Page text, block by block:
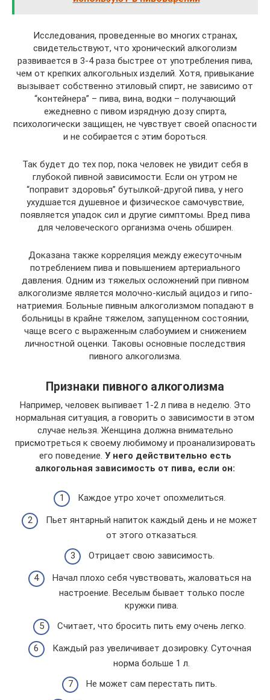
Исследования, проведенные во многих странах,
свидетельствуют, что хронический алкоголизм
развивается в 3-4 раза быстрее от употребления пива,
чем от крепких алкогольных изделий. Хотя, привыкание
вызывает собственно этиловый спирт, не зависимо от
“контейнера” – пива, вина, водки – получающий
ежедневно с пивом изрядную дозу спирта,
психологически защищен, не чувствует своей опасности
и не собирается с этим бороться.
Так будет до тех пор, пока человек не увидит себя в
глубокой пивной зависимости. Если он утром не
“поправит здоровья” бутылкой-другой пива, у него
ухудшается душевное и физическое самочувствие,
появляется упадок сил и другие симптомы. Вред пива
для человеческого организма очень обширен.
Доказана также корреляция между ежесуточным
потреблением пива и повышением артериального
давления. Одним из тяжелых осложнений при пивном
алкоголизме является молочно-кислый ацидоз и гипо-
натриемия. Больные пивным алкоголизмом попадают в
больницы в крайне тяжелом, запущенном состоянии,
чаще всего с выраженным слабоумием и снижением
личностной оценки. Таковы основные последствия
пивного алкоголизма.
Признаки пивного алкоголизма
Например, человек выпивает 1-2 л пива в неделю. Это
нормальная ситуация, а говорить о зависимости в этом
случае нельзя. Женщина должна внимательно
присмотреться к своему любимому и проанализировать
его поведение. У него действительно есть
алкогольная зависимость от пива, если он:
Каждое утро хочет опохмелиться.
Пьет янтарный напиток каждый день и не может
от этого отказаться.
Отрицает свою зависимость.
Начал плохо себя чувствовать, жаловаться на
настроение. Веселым бывает только после
кружки пива.
Считает, что бросить пить ему очень легко.
Каждый раз увеличивает дозировку. Суточная
норма больше 1 л.
Не может сам перестать пить.